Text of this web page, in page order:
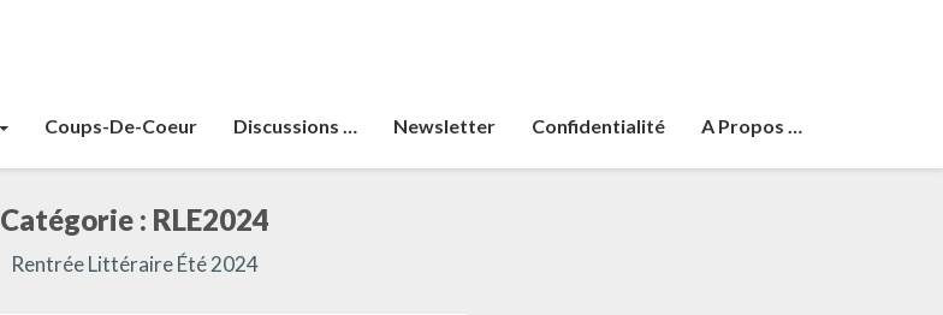
Coups-De-Coeur Discussions … Newsletter Confidentialité A Propos …
Catégorie : RLE2024
Rentrée Littéraire Été 2024